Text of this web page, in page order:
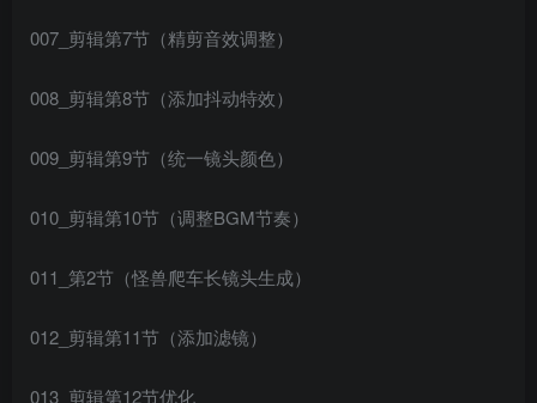
007_剪辑第7节（精剪音效调整）
008_剪辑第8节（添加抖动特效）
009_剪辑第9节（统一镜头颜色）
010_剪辑第10节（调整BGM节奏）
011_第2节（怪兽爬车长镜头生成）
012_剪辑第11节（添加滤镜）
013_剪辑第12节优化